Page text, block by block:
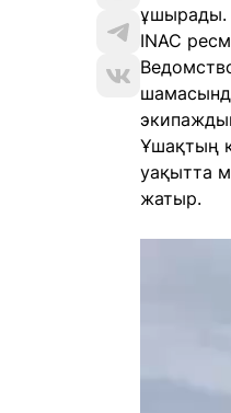
ұшырады.
INAC
Ұшақтың
уақытта
жатыр.